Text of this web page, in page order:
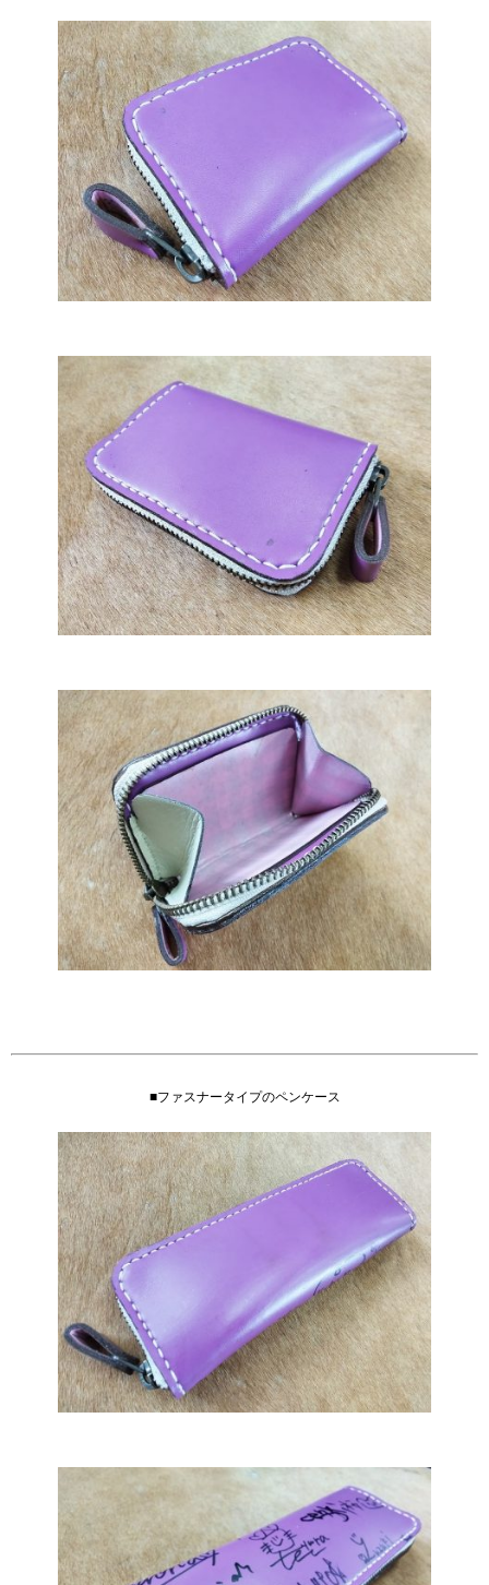
■ファスナータイプのペンケース